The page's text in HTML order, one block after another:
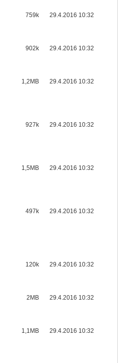
759k 29.4.2016 10:32
902k 29.4.2016 10:32
1,2MB 29.4.2016 10:32
927k 29.4.2016 10:32
1,5MB 29.4.2016 10:32
497k 29.4.2016 10:32
120k 29.4.2016 10:32
2MB 29.4.2016 10:32
1,1MB 29.4.2016 10:32